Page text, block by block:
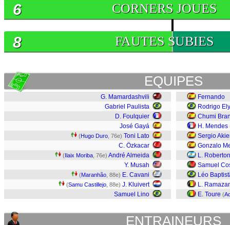
CORNERS JOUES
6
FAUTES SUBIES
8
EQUIPES
G. Mamardashvili
Gabriel Paulista
D. Foulquier
José Gayá
(Hugo Duro , 76e) Toni Lato
C. Özkacar
(Ilaix Moriba , 76e) André Almeida
Y. Musah
(Maranhão , 88e) E. Cavani
(Samu Castillejo , 88e) J. Kluivert
Samuel Lino
Fernando
Rodrigo Ely
Chumi
H. Mendes
Sergio
Gonzalo
L.
Samuel
Léo
L.
E. Toure (
ENTRAINEURS